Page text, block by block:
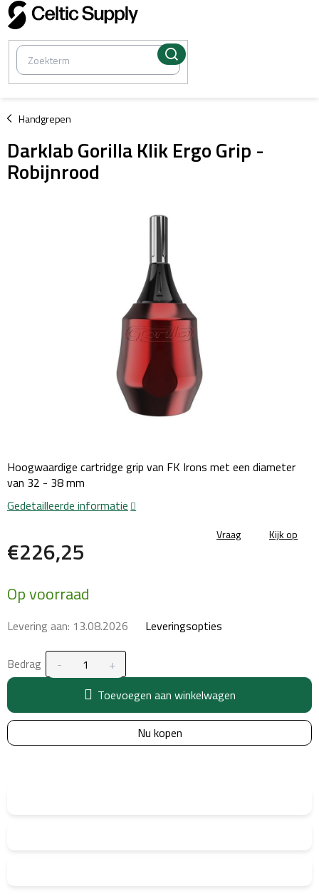
Overslaan
naar
inhoud
Handgrepen
/
Darklab Gorilla Klik Ergo Grip -
Robijnrood
€226,25
prijs:
Op voorraad
Levering aan: 13.08.2026 Leveringsopties
Bedrag
Toevoegen aan winkelwagen
Nu kopen
Hoogwaardige cartridge grip van FK Irons met een diameter
van 32 - 38 mm
Gedetailleerde informatie
Vraag Kijk op